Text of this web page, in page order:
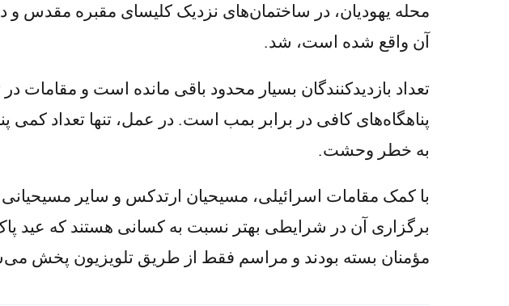
محله یهودیان، در ساختمان‌های نزدیک کلیسای مقبره
آن واقع شده است، شد.
تعداد بازدیدکنندگان بسیار محدود باقی مانده است و مقامات
پناهگاه‌های کافی در برابر بمب است. در عمل، تنها تعداد
به خطر وحشت.
با کمک مقامات اسرائیلی، مسیحیان ارتدکس و سایر
مؤمنان بسته بودند و مراسم فقط از طریق تلویزیون پخش